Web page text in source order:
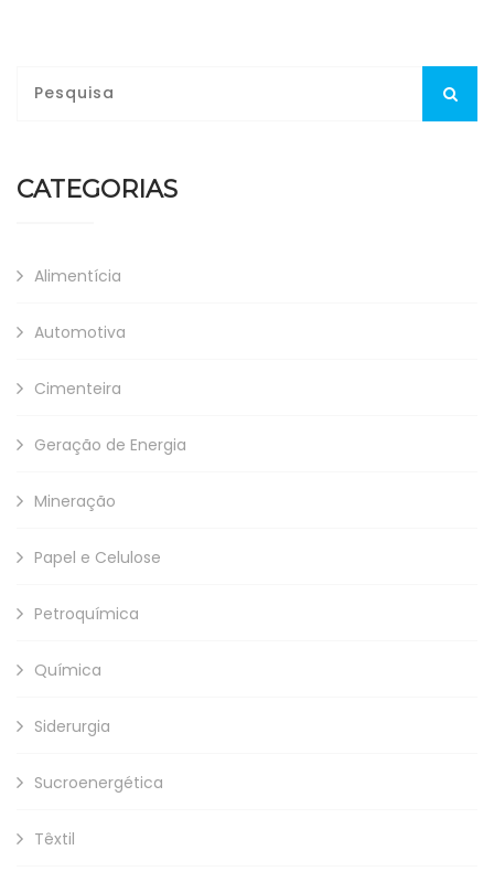
CATEGORIAS
Alimentícia
Automotiva
Cimenteira
Geração de Energia
Mineração
Papel e Celulose
Petroquímica
Química
Siderurgia
Sucroenergética
Têxtil